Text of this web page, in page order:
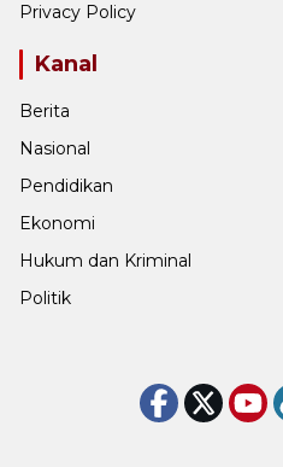
Privacy Policy
Kanal
Berita
Nasional
Pendidikan
Ekonomi
Hukum dan Kriminal
Politik